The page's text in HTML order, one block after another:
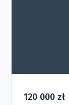
120 000 zł